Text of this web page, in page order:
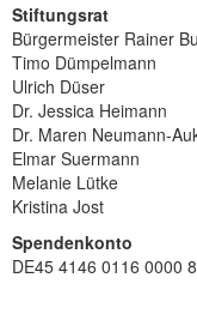
Stiftungsrat
Bürgermeister Rainer
Timo Dümpelmann
Ulrich Düser
Dr. Jessica Heimann
Dr. Maren Neumann-
Elmar Suermann
Melanie Lütke
Kristina Jost
Spendenkonto
DE45 4146 0116 0000